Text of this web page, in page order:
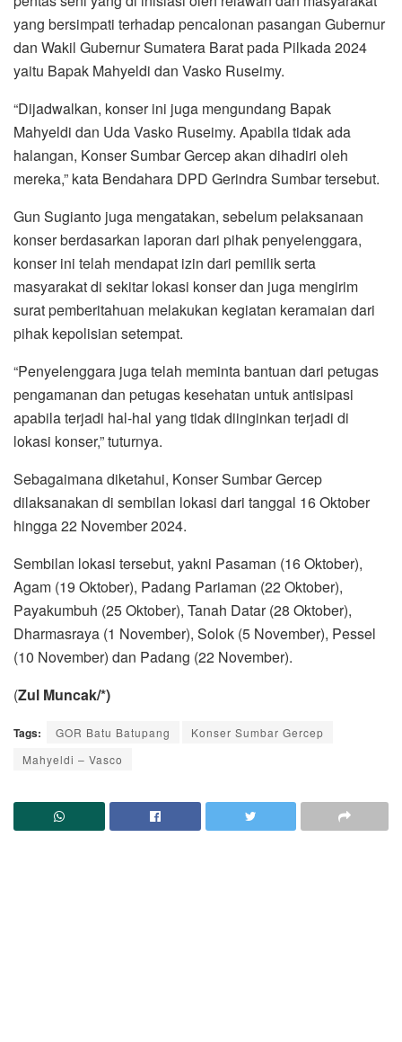
yang bersimpati terhadap pencalonan pasangan Gubernur
dan Wakil Gubernur Sumatera Barat pada Pilkada 2024
yaitu Bapak Mahyeldi dan Vasko Ruseimy.
“Dijadwalkan, konser ini juga mengundang Bapak
Mahyeldi dan Uda Vasko Ruseimy. Apabila tidak ada
halangan, Konser Sumbar Gercep akan dihadiri oleh
mereka,” kata Bendahara DPD Gerindra Sumbar tersebut.
Gun Sugianto juga mengatakan, sebelum pelaksanaan
konser berdasarkan laporan dari pihak penyelenggara,
konser ini telah mendapat izin dari pemilik serta
masyarakat di sekitar lokasi konser dan juga mengirim
surat pemberitahuan melakukan kegiatan keramaian dari
pihak kepolisian setempat.
“Penyelenggara juga telah meminta bantuan dari petugas
pengamanan dan petugas kesehatan untuk antisipasi
apabila terjadi hal-hal yang tidak diinginkan terjadi di
lokasi konser,” tuturnya.
Sebagaimana diketahui, Konser Sumbar Gercep
dilaksanakan di sembilan lokasi dari tanggal 16 Oktober
hingga 22 November 2024.
Sembilan lokasi tersebut, yakni Pasaman (16 Oktober),
Agam (19 Oktober), Padang Pariaman (22 Oktober),
Payakumbuh (25 Oktober), Tanah Datar (28 Oktober),
Dharmasraya (1 November), Solok (5 November), Pessel
(10 November) dan Padang (22 November).
(Zul Muncak/*)
Tags: GOR Batu Batupang
Konser Sumbar Gercep
Mahyeldi – Vasco